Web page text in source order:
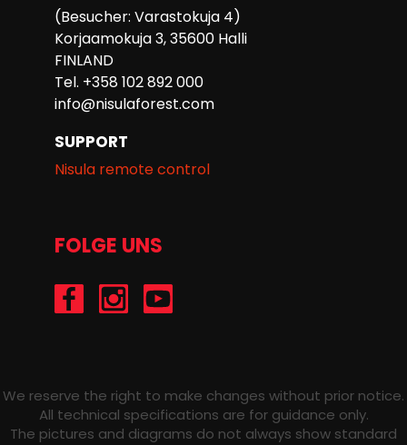
(Besucher: Varastokuja 4)
Korjaamokuja 3, 35600 Halli
FINLAND
Tel. +358 102 892 000
info@nisulaforest.com
SUPPORT
Nisula remote control
FOLGE UNS
/Nisulaforest@nisulaforest
We reserve the right to make changes without prior notice.
All technical specifications are for guidance only.
The pictures and diagrams do not always show standard